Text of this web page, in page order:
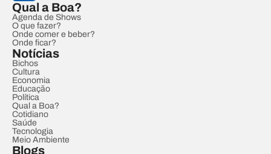
Qual a Boa?
Agenda de Shows
O que fazer?
Onde comer e beber?
Onde ficar?
Notícias
Bichos
Cultura
Economia
Educação
Política
Qual a Boa?
Cotidiano
Saúde
Tecnologia
Meio Ambiente
Blogs